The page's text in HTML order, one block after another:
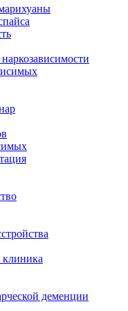
клиника
деменции